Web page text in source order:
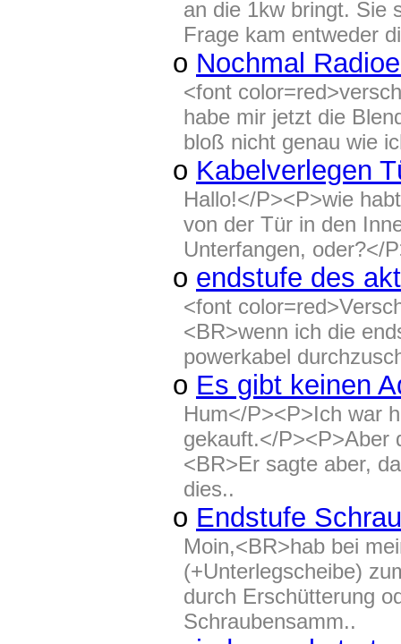
an die 1kw bringt. Sie
Frage kam entweder
o Nochmal
<font
habe mir jetzt die
bloß nicht genau wie
o Kabelverlegen
Hallo!</P><P>wie
von der Tür in den
Unterfangen, oder?</
o endstufe des
<font
<BR>wenn ich die
powerkabel
o Es gibt keinen
Hum</P><P>Ich war
gekauft.</P><P>Aber
<BR>Er sagte aber,
dies..
o Endstufe
Moin,<BR>hab bei
(+Unterlegscheibe)
durch Erschütterung
Schraubensamm..